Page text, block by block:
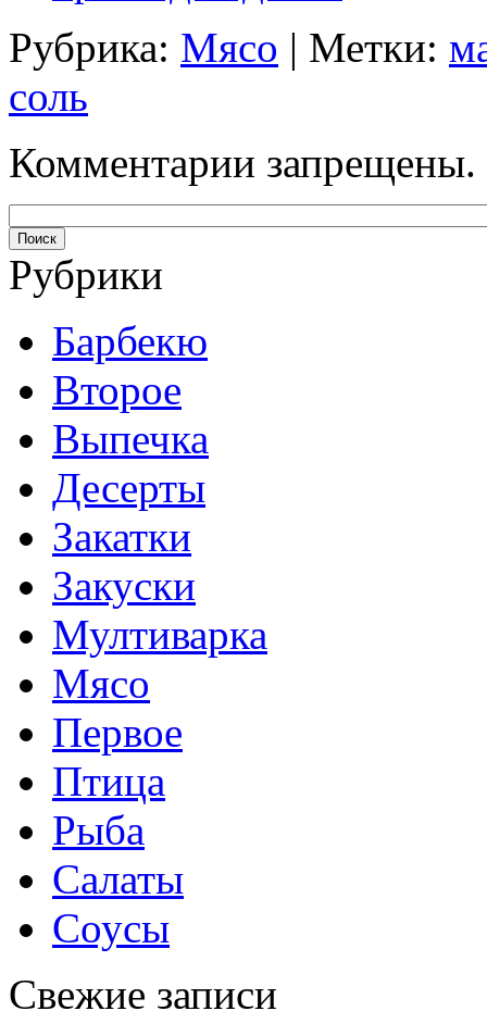
Рубрика: Мясо | Метки:
соль
Комментарии запрещены.
Рубрики
Барбекю
Второе
Выпечка
Десерты
Закатки
Закуски
Мултиварка
Мясо
Первое
Птица
Рыба
Салаты
Соусы
Свежие записи